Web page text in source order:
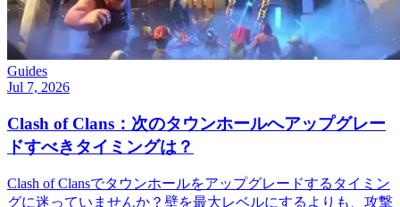
Guides
Jul 7, 2026
Clash of Clans：次のタウンホールへアップグレー
ドすべきタイミングは？
Clash of Clansでタウンホールをアップグレードするタイミン
グに迷っていませんか？壁を最大レベルにするよりも、攻撃